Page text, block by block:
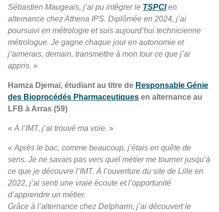
Sébastien Maugeais, j’ai pu intégrer le TSPCIen
alternance chez Athena IPS. Diplômée en 2024, j’ai
poursuivi en métrologie et suis aujourd’hui technicienne
métrologue. Je gagne chaque jour en autonomie et
j’aimerais, demain, transmettre à mon tour ce que j’ai
appris. »
Hamza Djemai, étudiant au titre de Responsable Génie
des Bioprocédés Pharmaceutiques en alternance au
LFB à Arras (59)
« À l’IMT, j’ai trouvé ma voie. »
« Après le bac, comme beaucoup, j’étais en quête de
sens. Je ne savais pas vers quel métier me tourner jusqu’à
ce que je découvre l’IMT. À l’ouverture du site de Lille en
2022, j’ai senti une vraie écoute et l’opportunité
d’apprendre un métier.
Grâce à l’alternance chez Delpharm, j’ai découvert le